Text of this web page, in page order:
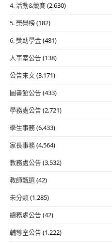
4. 活動&競賽(2,630)
5. 榮譽榜(182)
6. 獎助學金(481)
人事室公告(138)
公告來文(3,171)
圖書館公告(433)
學務處公告(2,721)
學生事務(6,433)
家長事務(4,564)
教務處公告(3,532)
教師甄選(42)
未分類(1,285)
總務處公告(42)
輔導室公告(1,222)